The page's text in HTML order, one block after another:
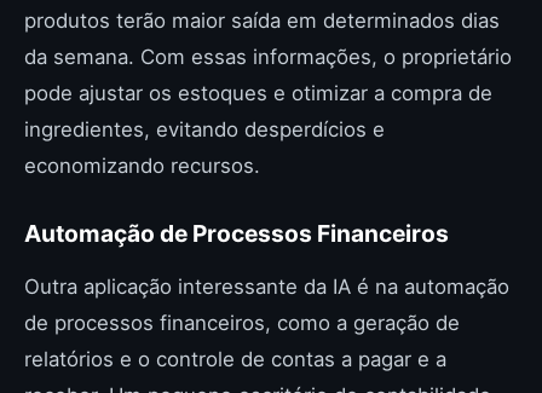
produtos terão maior saída em determinados dias
da semana. Com essas informações, o proprietário
pode ajustar os estoques e otimizar a compra de
ingredientes, evitando desperdícios e
economizando recursos.
Automação de Processos Financeiros
Outra aplicação interessante da IA é na automação
de processos financeiros, como a geração de
relatórios e o controle de contas a pagar e a